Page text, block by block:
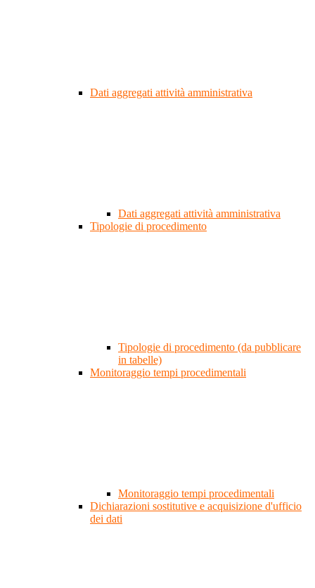
Dati aggregati attività amministrativa
Dati aggregati attività amministrativa
Tipologie di procedimento
Tipologie di procedimento (da pubblicare
in tabelle)
Monitoraggio tempi procedimentali
Monitoraggio tempi procedimentali
Dichiarazioni sostitutive e acquisizione d'ufficio
dei dati